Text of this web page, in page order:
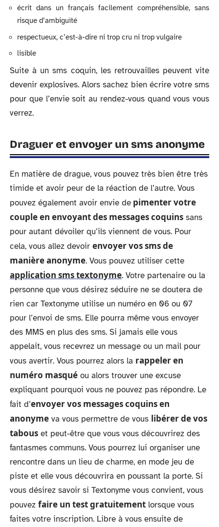
écrit dans un français facilement compréhensible, sans
risque d’ambiguïté
respectueux, c’est-à-dire ni trop cru ni trop vulgaire
lisible
Suite à un sms coquin, les retrouvailles peuvent vite
devenir explosives. Alors sachez bien écrire votre sms
pour que l’envie soit au rendez-vous quand vous vous
verrez.
Draguer et envoyer un sms anonyme
En matière de drague, vous pouvez très bien être très
timide et avoir peur de la réaction de l’autre. Vous
pouvez également avoir envie de pimenter votre
couple en envoyant des messages coquins sans
pour autant dévoiler qu’ils viennent de vous. Pour
cela, vous allez devoir envoyer vos sms de
manière anonyme. Vous pouvez utiliser cette
application sms textonyme. Votre partenaire ou la
personne que vous désirez séduire ne se doutera de
rien car Textonyme utilise un numéro en 06 ou 07
pour l’envoi de sms. Elle pourra même vous envoyer
des MMS en plus des sms. Si jamais elle vous
appelait, vous recevrez un message ou un mail pour
vous avertir. Vous pourrez alors la rappeler en
numéro masqué ou alors trouver une excuse
expliquant pourquoi vous ne pouvez pas répondre. Le
fait d’envoyer vos messages coquins en
anonyme va vous permettre de vous libérer de vos
tabous et peut-être que vous vous découvrirez des
fantasmes communs. Vous pourrez lui organiser une
rencontre dans un lieu de charme, en mode jeu de
piste et elle vous découvrira en poussant la porte. Si
vous désirez savoir si Textonyme vous convient, vous
pouvez faire un test gratuitement lorsque vous
faites votre inscription. Libre à vous ensuite de